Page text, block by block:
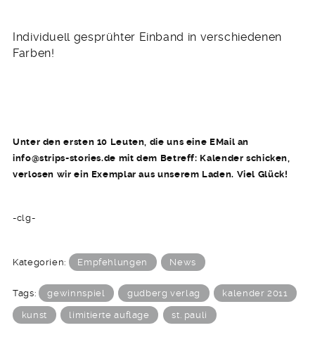
Individuell gesprühter Einband in verschiedenen
Farben!
Unter den ersten 10 Leuten, die uns eine EMail an
info@strips-stories.de mit dem Betreff: Kalender schicken,
verlosen wir ein Exemplar aus unserem Laden. Viel Glück!
-clg-
Kategorien: Empfehlungen News
Tags: gewinnspiel gudberg verlag kalender 2011
kunst limitierte auflage st. pauli